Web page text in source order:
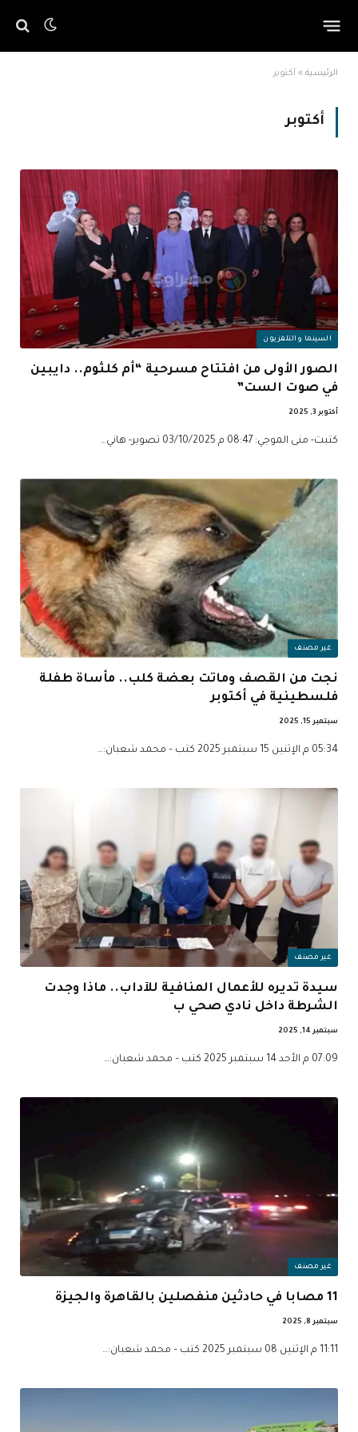
الرئيسية » أكتوبر
أكتوبر
السينما والتلفزيون
الصور الأولى من افتتاح مسرحية “أم كلثوم.. دايبين
في صوت الست”
أكتوبر 3, 2025
كتبت- منى الموجي: 08:47 م 03/10/2025 تصوير- هاني…
غير مصنف
نجت من القصف وماتت بعضة كلب.. مأساة طفلة
فلسطينية في أكتوبر
سبتمبر 15, 2025
05:34 م الإثنين 15 سبتمبر 2025 كتب – محمد شعبان:…
غير مصنف
سيدة تديره للأعمال المنافية للآداب.. ماذا وجدت
الشرطة داخل نادي صحي ب
سبتمبر 14, 2025
07:09 م الأحد 14 سبتمبر 2025 كتب – محمد شعبان:…
غير مصنف
11 مصابا في حادثين منفصلين بالقاهرة والجيزة
سبتمبر 8, 2025
11:11 م الإثنين 08 سبتمبر 2025 كتب – محمد شعبان:…